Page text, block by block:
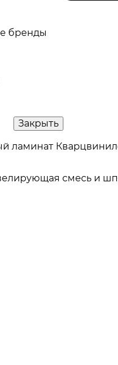
бренды
Закрыть
ламинат
смесь и